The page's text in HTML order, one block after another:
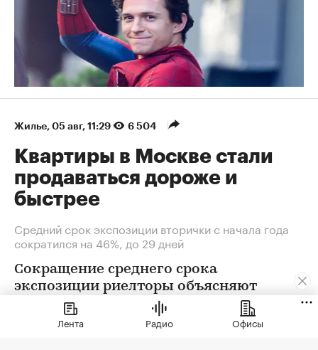
Жилье⁠, 05 авг, 11:29 6 504
Квартиры в Москве стали
продаваться дороже и
быстрее
Средний срок экспозиции вторички с начала года
сократился на 46%, до 29 дней
Сокращение среднего срока
экспозиции риелторы объясняют
усилением дефицита ликвидных
квартир: спрос не может быть
Лента Радио Офисы